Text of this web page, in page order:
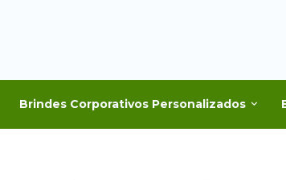
Brindes Corporativos Personalizados